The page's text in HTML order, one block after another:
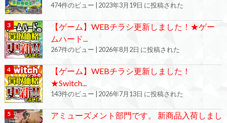
474件のビュー 2023年3月19日 に投稿された
【ゲーム】WEBチラシ更新しました！★ゲー
ムハード...
267件のビュー 2026年8月2日 に投稿された
【ゲーム】WEBチラシ更新しました！
★Switch...
143件のビュー 2026年7月13日 に投稿された
アミューズメント部門です。 新商品入荷しまし